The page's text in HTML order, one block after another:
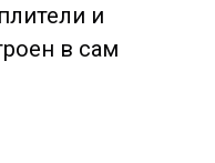
и
в сам